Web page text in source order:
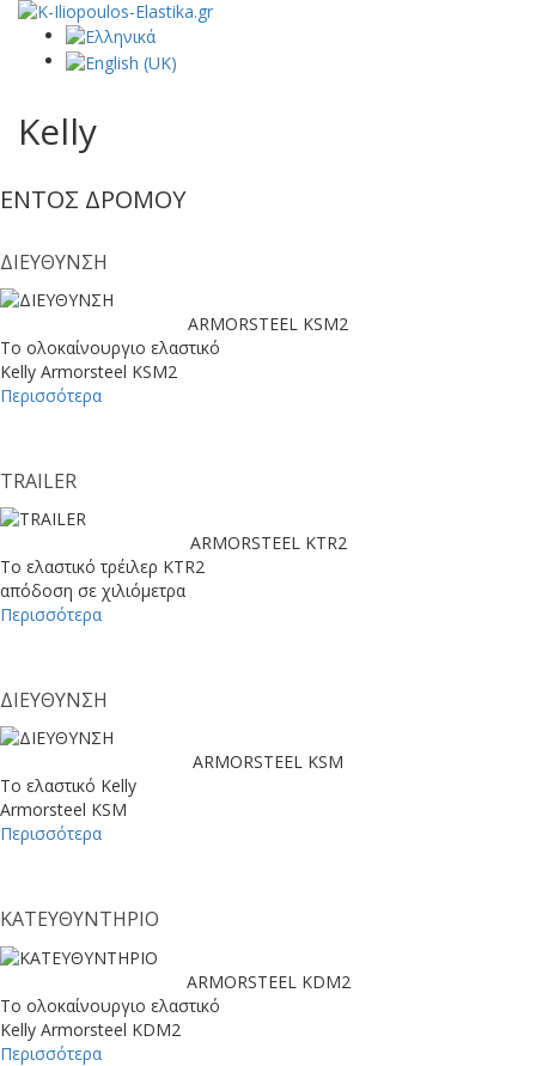
Kelly
ΕΝΤΟΣ ΔΡΟΜΟΥ
ΔΙΕΥΘΥΝΣΗ
ARMORSTEEL KSM2
Το ολοκαίνουργιο ελαστικό
Kelly Armorsteel KSM2
Περισσότερα
TRAILER
ARMORSTEEL KTR2
Το ελαστικό τρέιλερ KTR2
απόδοση σε χιλιόμετρα
Περισσότερα
ΔΙΕΥΘΥΝΣΗ
ARMORSTEEL KSM
Το ελαστικό Kelly
Armorsteel KSM
Περισσότερα
ΚΑΤΕΥΘΥΝΤΗΡΙΟ
ARMORSTEEL KDM2
Το ολοκαίνουργιο ελαστικό
Kelly Armorsteel KDM2
Περισσότερα